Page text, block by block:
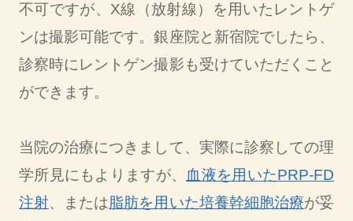
不可ですが、X線（放射線）を用いたレントゲ
ンは撮影可能です。銀座院と新宿院でしたら、
診察時にレントゲン撮影も受けていただくこと
ができます。
当院の治療につきまして、実際に診察しての理
学所見にもよりますが、 血液を用いたPRP-FD
注射、または脂肪を用いた培養幹細胞治療が妥